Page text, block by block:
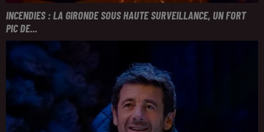
INCENDIES : LA GIRONDE SOUS HAUTE SURVEILLANCE, UN FORT
PIC DE...